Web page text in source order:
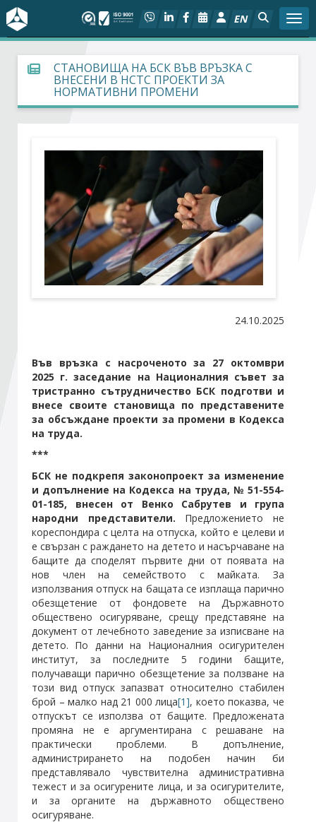
EN
За БСК
На фокус
Социален диалог
Дейности
Арбитражен съд
Проекти
Абонирайте се!
СТАНОВИЩА НА БСК ВЪВ ВРЪЗКА С
ВНЕСЕНИ В НСТС ПРОЕКТИ ЗА
НОРМАТИВНИ ПРОМЕНИ
24.10.2025
Във връзка с насроченото за 27 октомври
2025 г. заседание на Националния съвет за
тристранно сътрудничество БСК подготви и
внесе своите становища по представените
за обсъждане проекти за промени в Кодекса
на труда.
***
БСК не подкрепя законопроект за изменение
и допълнение на Кодекса на труда, № 51-554-
01-185, внесен от Венко Сабрутев и група
народни представители. Предложението не
кореспондира с целта на отпуска, който е целеви и
е свързан с раждането на детето и насърчаване на
бащите да споделят първите дни от появата на
нов член на семейството с майката. За
използвания отпуск на бащата се изплаща парично
обезщетение от фондовете на Държавното
обществено осигуряване, срещу представяне на
документ от лечебното заведение за изписване на
детето. По данни на Националния осигурителен
институт, за последните 5 години бащите,
получаващи парично обезщетение за ползване на
този вид отпуск запазват относително стабилен
брой – малко над 21 000 лица[1], което показва, че
отпускът се използва от бащите. Предложената
промяна не е аргументирана с решаване на
практически проблеми. В допълнение,
администрирането на подобен начин би
представлявало чувствителна административна
тежест и за осигурените лица, и за осигурителите,
и за органите на държавното обществено
осигуряване.